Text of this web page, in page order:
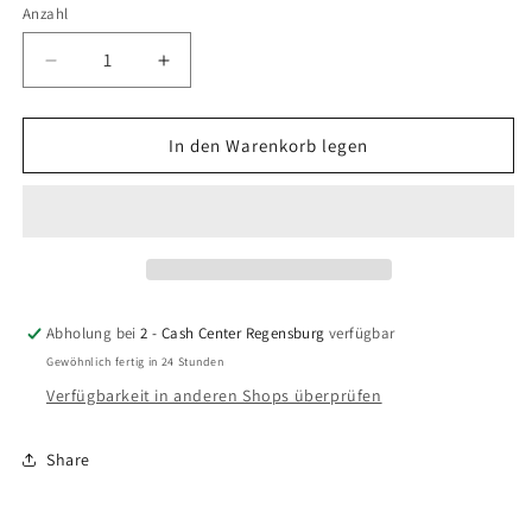
Anzahl
Anzahl
Verringere
die
Menge
Jump
Erhöhe
die
Menge
für
Jump
In den Warenkorb legen
Abholung bei2 - Cash Center Regensburg verfügbar
Gewöhnlich fertig in 24 Stunden
Verfügbarkeit in anderen Shops überprüfen
Share